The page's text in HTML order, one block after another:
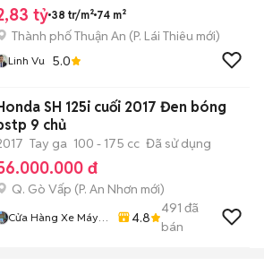
tỷ 38 tr/m² 74 m²
Thành phố Thuận An (P. Lái Thiêu mới)
Linh Vu 5.0
SH 125i cuối 2017 Đen bóng
9 chủ
Tay ga 100 - 175 cc Đã sử dụng
đ
Q. Gò Vấp (P. An Nhơn mới)
Cửa Hàng Xe Máy
4.8
491 đã
bán